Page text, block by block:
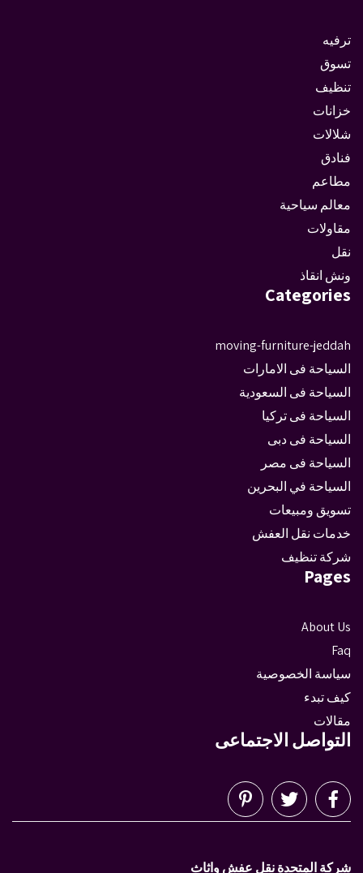
ترفيه
تسوق
تنظيف
خزانات
شلالات
فنادق
مطاعم
معالم سياحية
مقاولات
نقل
ونش انقاذ
Categories
moving-furniture-jeddah
السياحة فى الامارات
السياحة فى السعودية
السياحة فى تركيا
السياحة فى دبى
السياحة فى مصر
السياحة في البحرين
تسويق ومبيعات
خدمات نقل العفش
شركة تنظيف
Pages
About Us
Faq
سياسة الخصوصية
كيف تبدء
مقالات
التواصل الاجتماعى
شركة المتحدة نقل عفش واثاث